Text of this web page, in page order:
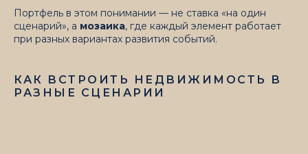
Портфель в этом понимании — не ставка «на один
сценарий», а мозаика, где каждый элемент работает
при разных вариантах развития событий.
КАК ВСТРОИТЬ НЕДВИЖИМОСТЬ В
РАЗНЫЕ СЦЕНАРИИ